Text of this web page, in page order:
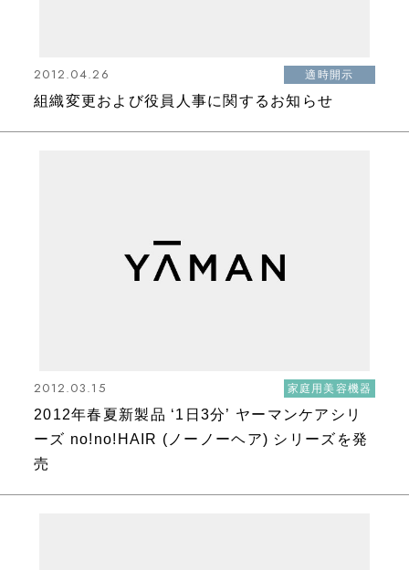
2012.04.26 適時開示
組織変更および役員人事に関するお知らせ
2012.03.15 家庭用美容機器
2012年春夏新製品 ‘1日3分’ ヤーマンケアシリ
ーズ no!no!HAIR (ノーノーヘア) シリーズを発
売